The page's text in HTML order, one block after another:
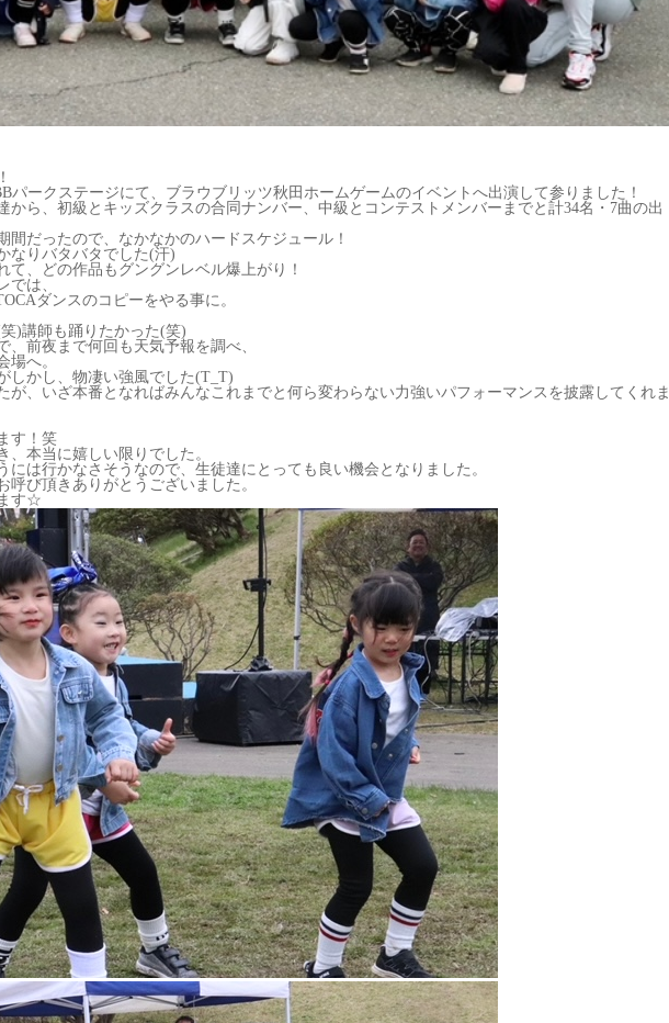
パークステージにて、ブラウブリッツ秋田ホームゲームのイベントへ出演して参りました！
から、初級とキッズクラスの合同ナンバー、中級とコンテストメンバーまでと計34名・7曲の出
間だったので、なかなかのハードスケジュール！
なりバタバタでした(汗)
て、どの作品もグングンレベル爆上がり！
では、
ダンスのコピーをやる事に。
)講師も踊りたかった(笑)
前夜まで何回も天気予報を調べ、
場へ。
しかし、物凄い強風でした(T_T)
が、いざ本番となればみんなこれまでと何ら変わらない力強いパフォーマンスを披露してくれま
す！笑
、本当に嬉しい限りでした。
には行かなさそうなので、生徒達にとっても良い機会となりました。
呼び頂きありがとうございました。
す☆